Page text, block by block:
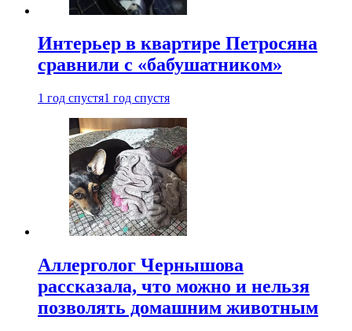
Интерьер в квартире Петросяна
сравнили с «бабушатником»
1 год спустя1 год спустя
Аллерголог Чернышова
рассказала, что можно и нельзя
позволять домашним животным